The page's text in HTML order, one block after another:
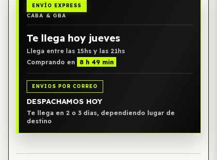
ENVÍO EXPRESS
CABA & GBA
Te llega hoy jueves
Llega entre las 15hs y las 21hs
Comprando en
8 h 49 min
ENVIOS POR CORREO
DESPACHAMOS HOY
Te llega en 2 o 3 días, dependiendo lugar de
destino